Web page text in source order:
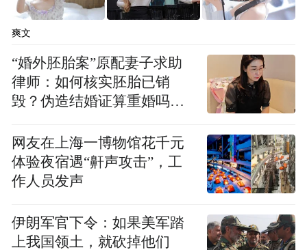
来说是比较好的一个平台，我觉得在这一方
面其实寺院也是承担了很多的功能。所以我
觉得它应该把传统文化做到极致，同时又能
满足当代人文的一些，无论是从美学欣赏也
好，还是从人文的功能需求也好，能够结合
起来。而不能说是纯粹一味的去守旧。
凤凰网佛教：对中国铜文化的复兴有何期
傅春燕：因为无论是你的业主也好，还是你
爽文
“婚外胚胎案”原配妻子求助
律师：如何核实胚胎已销
毁？伪造结婚证算重婚吗？
网友在上海一博物馆花千元
体验夜宿遇“鼾声攻击”，工
作人员发声
伊朗军官下令：如果美军踏
上我国领土，就砍掉他们